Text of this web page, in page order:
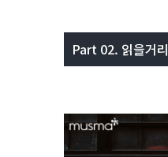
Part 02. 읽을거리